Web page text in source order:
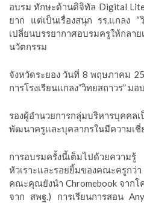
อบรม ทักษะด้านดิจิทัล Digital
ยาก แต่เป็นเรื่องสนุก รร.แกลง
เปลี่ยนบรรยากาศอบรมครูให้กลา
นวัตกรรม
จังหวัดระยอง วันที่ 8 พฤษภาคม
การโรงเรียนแกลง”วิทยสถาวร”
รองผู้อำนวยการกลุ่มบริหารบุคคล
พัฒนาครูและบุคลากรในมีความเ
การอบรมครั้งนี้เต็มไปด้วยความ
หัวเราะและรอยยิ้มของคณะครูก
คณะคุณยังนำ Chromebook จากโ
จาก สพฐ.) การเรียนการสอน